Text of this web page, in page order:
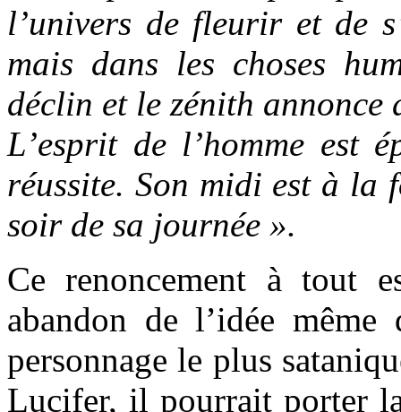
l’univers de fleurir et de
mais dans les choses
déclin et le zénith
L’esprit de l’homme est
réussite. Son midi est à la
soir de sa journée ».
Ce renoncement à tout
abandon de l’idée
personnage le plus
Lucifer, il pourrait porter